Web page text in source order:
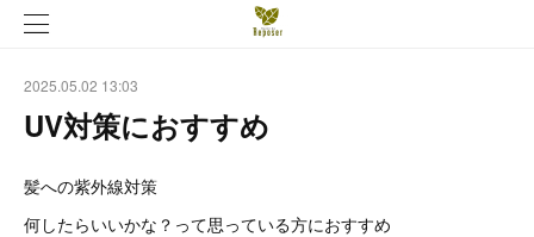
2025.05.02 13:03
UV対策におすすめ
髪への紫外線対策
何したらいいかな？って思っている方におすすめ